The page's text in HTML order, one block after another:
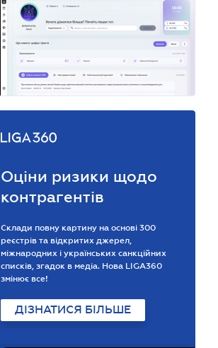
Оціни ризики щодо
контрагентів
Склади повну картину на основі 300
реєстрів та відкритих джерел,
міжнародних і українських санкційних
списків, згадок в медіа. Нова LIGA360
змінює все!
ДІЗНАТИСЯ БІЛЬШЕ